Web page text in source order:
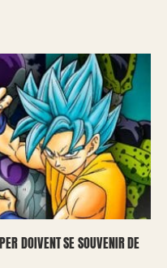
DOIVENT SE SOUVENIR DE